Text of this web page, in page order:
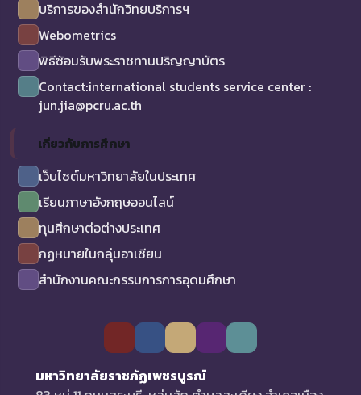
บริการของสำนักวิทยบริการฯ
Webometrics
พิธีซ้อมรับพระราชทานปริญญาบัตร
Contact:international students service center :
jun.jia@pcru.ac.th
เกี่ยวกับการศึกษา
เว็บไซต์มหาวิทยาลัยในประเทศ
เรียนภาษาอังกฤษออนไลน์
ทุนศึกษาต่อต่างประเทศ
กฏหมายในกลุ่มอาเซียน
สำนักงานคณะกรรมการการอุดมศึกษา
มหาวิทยาลัยราชภัฏเพชรบูรณ์